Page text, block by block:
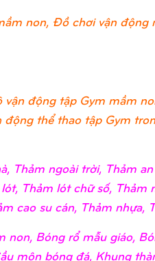
non, Đồ chơi vận động
động tập Gym mầm
thể thao tập Gym
Thảm ngoài trời, Thảm
Thảm lót chữ số, Thảm
cao su cán, Thảm nhựa,
non, Bóng rổ mẫu giáo,
môn bóng đá, Khung